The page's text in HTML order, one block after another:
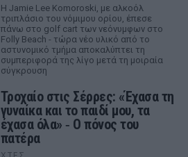
Η Jamie Lee Komoroski, με αλκοόλ
τριπλάσιο του νόμιμου ορίου, έπεσε
πάνω στο golf cart των νεόνυμφων στο
Folly Beach - τώρα νέο υλικό από το
αστυνομικό τμήμα αποκαλύπτει τη
συμπεριφορά της λίγο μετά τη μοιραία
σύγκρουση
Τροχαίο στις Σέρρες: «Έχασα τη
γυναίκα και το παιδί μου, τα
έχασα όλα» ‑ Ο πόνος του
πατέρα